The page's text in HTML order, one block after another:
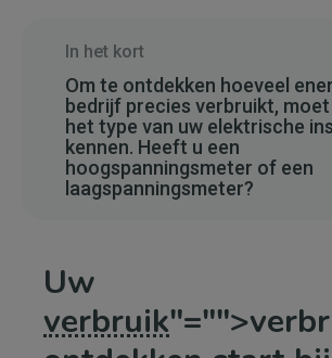
In het kort
Om te ontdekken hoeveel
bedrijf precies verbruikt,
het type van uw elektrische
kennen. Heeft u een
hoogspanningsmeter of een
laagspanningsmeter?
Uw
verbruik